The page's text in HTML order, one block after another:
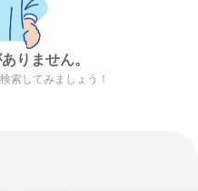
りません。
索してみましょう！